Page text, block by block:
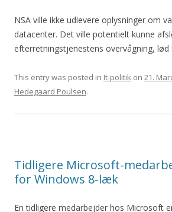
NSA ville ikke udlevere oplysninger om
datacenter. Det ville potentielt kunne
efterretningstjenestens overvågning, lød
This entry was posted in It-politik on 21.
Hedegaard Poulsen.
Tidligere Microsoft-
for Windows 8-læk
En tidligere medarbejder hos Microsoft